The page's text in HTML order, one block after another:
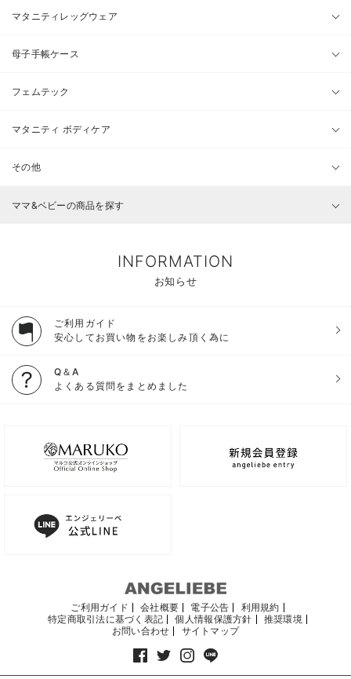
マタニティレッグウェア
母子手帳ケース
フェムテック
マタニティ ボディケア
その他
ママ&ベビーの商品を探す
INFORMATION
お知らせ
ご利用ガイド
安心してお買い物をお楽しみ頂く為に
Q＆A
よくある質問をまとめました
ご利用ガイド 会社概要 電子公告
利用規約
特定商取引法に基づく表記
個人情報保護方針
推奨環境
お問い合わせ
サイトマップ